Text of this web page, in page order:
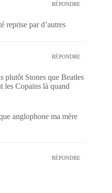
RÉPONDRE
reprise par d’autres
RÉPONDRE
plutôt Stones que Beatles
les Copains là quand
anglophone ma mère
RÉPONDRE